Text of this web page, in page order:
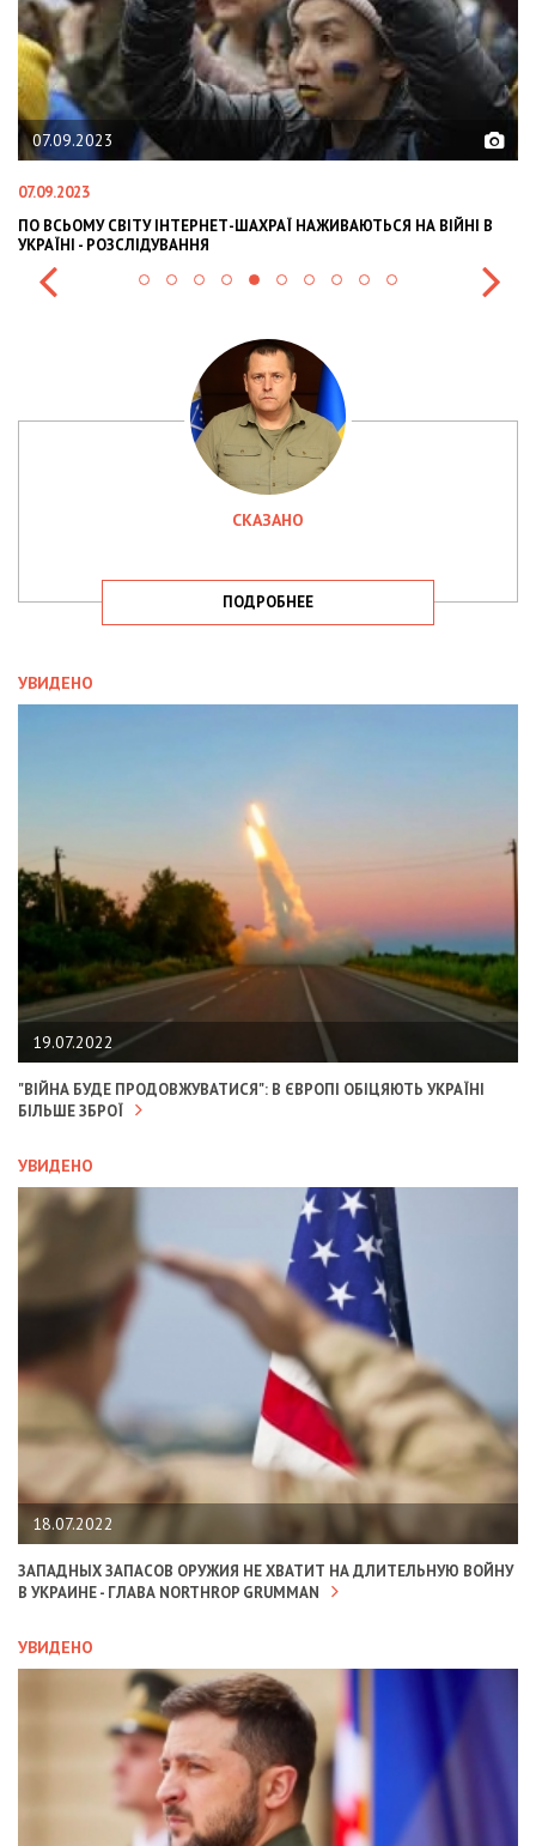
07.09.2023
07.09.2023
ПО ВСЬОМУ СВІТУ ІНТЕРНЕТ-ШАХРАЇ НАЖИВАЮТЬСЯ НА ВІЙНІ В
УКРАЇНІ - РОЗСЛІДУВАННЯ
СКАЗАНО
ПОДРОБНЕЕ
УВИДЕНО
19.07.2022
"ВІЙНА БУДЕ ПРОДОВЖУВАТИСЯ": В ЄВРОПІ ОБІЦЯЮТЬ УКРАЇНІ
БІЛЬШЕ ЗБРОЇ
УВИДЕНО
18.07.2022
ЗАПАДНЫХ ЗАПАСОВ ОРУЖИЯ НЕ ХВАТИТ НА ДЛИТЕЛЬНУЮ ВОЙНУ
В УКРАИНЕ - ГЛАВА NORTHROP GRUMMAN
УВИДЕНО